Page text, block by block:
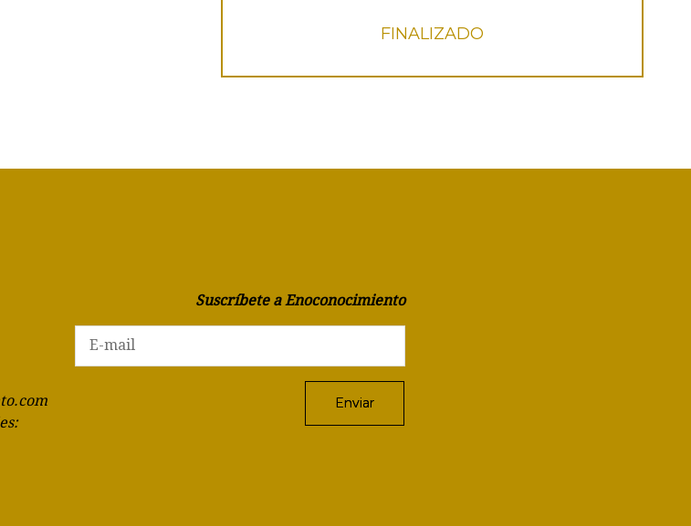
FINALIZADO
Suscríbete a Enoconocimiento